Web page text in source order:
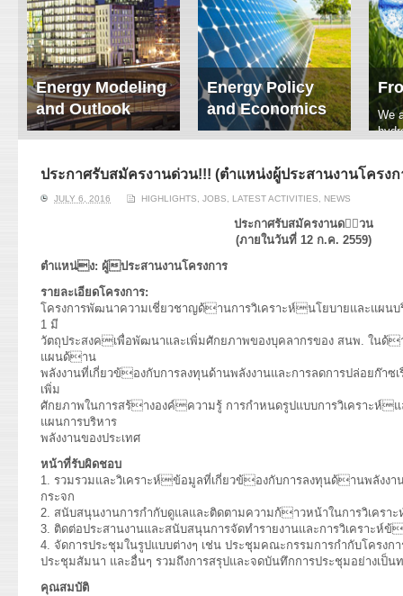
Energy Modeling
and Outlook
ERI conducts rigorous
energy supply and
energy-consuming
Read More
Energy Policy
and Economics
We focus on solar
innovation, solar PV
economics, and solar PV
policy. Two patent-
pending, non-tracking
solar collectors for …
We
ประกาศรับสมัครงานด่วน!!! (ตำแหน่งผู้ประสานงานโครงก
JULY 6, 2016 HIGHLIGHTS JOBS LATEST ACTIVITIES NEWS
ประกาศรับสมัครงานด่วน
(ภายในวันที่ 12 ก.ค. 2559)
ตำแหน่ง: ผู้ประสานงานโครงการ
รายละเอียดโครงการ:
โครงการพัฒนาความเชี่ยวชาญด้านการวิเคราะห์นโยบายและแผน
1 มี
วัตถุประสงคเพื่อพัฒนาและเพิ่มศักยภาพของบุคลากรของ สนพ. ในด้
แผนด้าน
พลังงานที่เกี่ยวข้องกับการลงทุนด้านพลังงานและการลดการปล่อยก๊าซ
เพิ่ม
ศักยภาพในการสร้างองค์ความรู้ การกำหนดรูปแบบการวิเคราะห์
แผนการบริหาร
พลังงานของประเทศ
หน้าที่รับผิดชอบ
1. รวมรวมและวิเคราะห์ข้อมูลที่เกี่ยวข้องกับการลงทุนด้านพลังงา
กระจก
2. สนับสนุนงานการกำกับดูแลและติดตามความก้าวหน้าในการวิเคร
3. ติดต่อประสานงานและสนับสนุนการจัดทำรายงานและการวิเคราะห์ข้
4. จัดการประชุมในรูปแบบต่างๆ เช่น ประชุมคณะกรรมการกำกับโครงก
ประชุมสัมนา และอื่นๆ รวมถึงการสรุปและจดบันทึกการประชุมอย่างเป็น
คุณสมบัติ